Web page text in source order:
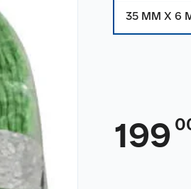
35 MM X 6
199